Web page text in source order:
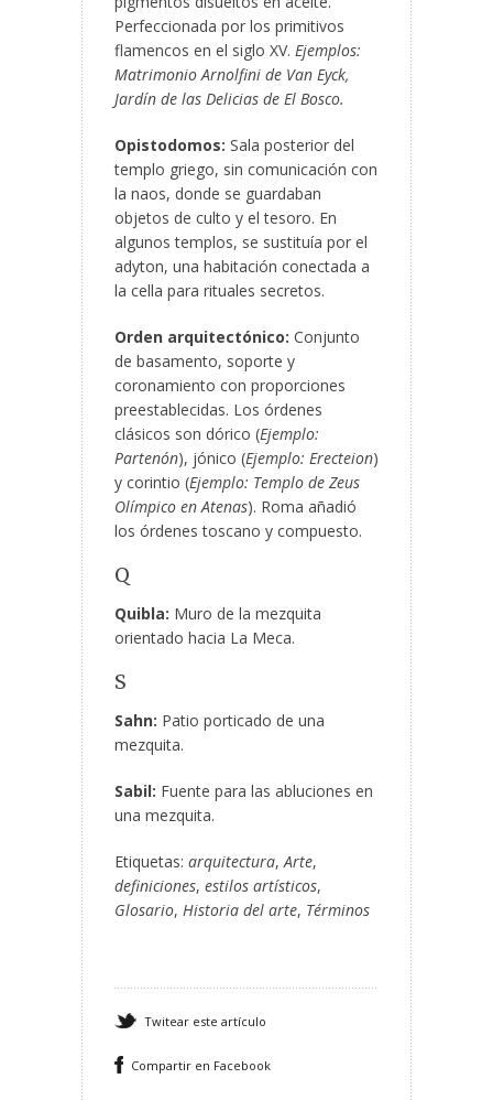
Perfeccionada por los primitivos
flamencos en el siglo XV. Ejemplos:
Matrimonio Arnolfini de Van Eyck,
Jardín de las Delicias de El Bosco.
Opistodomos: Sala posterior del
templo griego, sin comunicación con
la naos, donde se guardaban
objetos de culto y el tesoro. En
algunos templos, se sustituía por el
adyton, una habitación conectada a
la cella para rituales secretos.
Orden arquitectónico: Conjunto
de basamento, soporte y
coronamiento con proporciones
preestablecidas. Los órdenes
clásicos son dórico (Ejemplo:
Partenón), jónico (Ejemplo: Erecteion)
y corintio (Ejemplo: Templo de Zeus
Olímpico en Atenas). Roma añadió
los órdenes toscano y compuesto.
Q
Quibla: Muro de la mezquita
orientado hacia La Meca.
S
Sahn: Patio porticado de una
mezquita.
Sabil: Fuente para las abluciones en
una mezquita.
Etiquetas: arquitectura,Arte,
definiciones, estilos artísticos,
Glosario, Historia del arte, Términos
Twitear este artículo
Compartir en Facebook